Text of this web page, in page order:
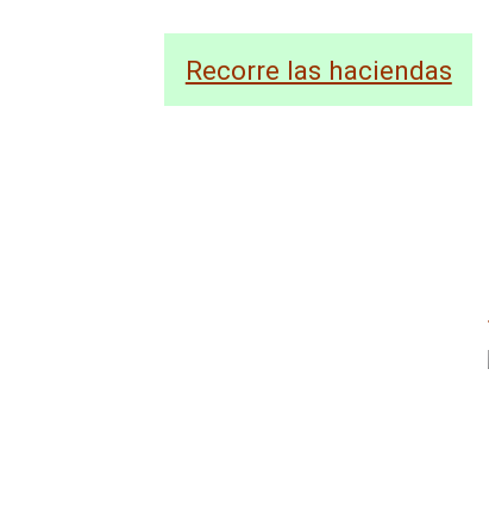
Recorre las haciendas